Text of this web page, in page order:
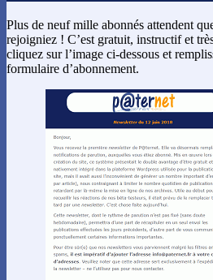
Plus de neuf mille abonnés attendent
rejoigniez ! C’est gratuit, instructif et
cliquez sur l’image ci-dessous et
formulaire d’abonnement.